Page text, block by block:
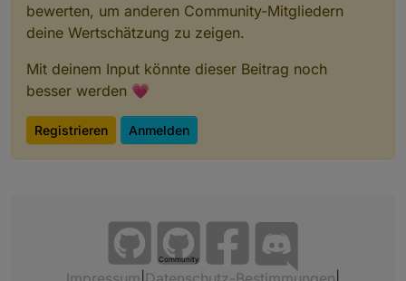
bewerten, um anderen Community-Mitgliedern
deine Wertschätzung zu zeigen.
Mit deinem Input könnte dieser Beitrag noch
besser werden 💗
Registrieren Anmelden
Community